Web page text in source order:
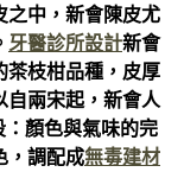
之中，新會陳皮尤
牙醫診所設計新會
茶枝柑品種，皮厚
自兩宋起，新會人
顏色與氣味的完
，調配成無毒建材